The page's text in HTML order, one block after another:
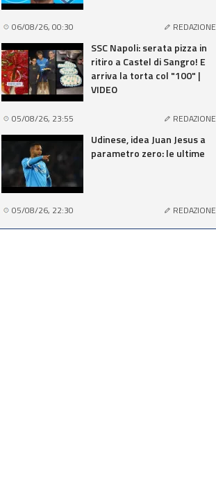
06/08/26, 00:30 REDAZIONE
SSC Napoli: serata pizza in
ritiro a Castel di Sangro! E
arriva la torta col "100" |
VIDEO
05/08/26, 23:55 REDAZIONE
Udinese, idea Juan Jesus a
parametro zero: le ultime
05/08/26, 22:30 REDAZIONE